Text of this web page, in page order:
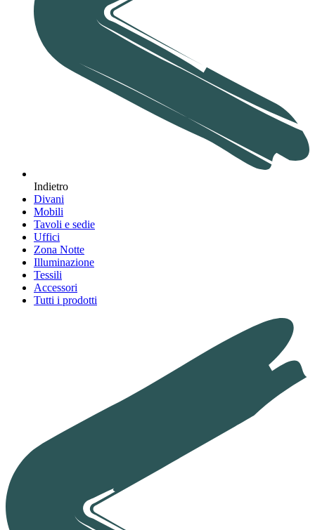
Indietro
Divani
Mobili
Tavoli e sedie
Uffici
Zona Notte
Illuminazione
Tessili
Accessori
Tutti i prodotti